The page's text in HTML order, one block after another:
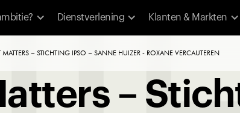
Dienstverlening Klanten & Markten
MATTERS – STICHTING IPSO – SANNE HUIZER - ROXANE VERCAUTEREN
–